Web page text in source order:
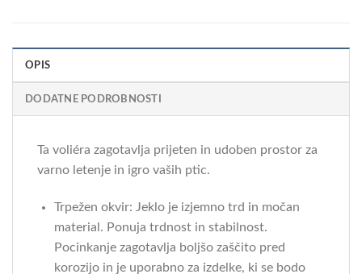
OPIS
DODATNE PODROBNOSTI
Ta voliéra zagotavlja prijeten in udoben prostor za
varno letenje in igro vaših ptic.
Trpežen okvir: Jeklo je izjemno trd in močan
material. Ponuja trdnost in stabilnost.
Pocinkanje zagotavlja boljšo zaščito pred
korozijo in je uporabno za izdelke, ki se bodo